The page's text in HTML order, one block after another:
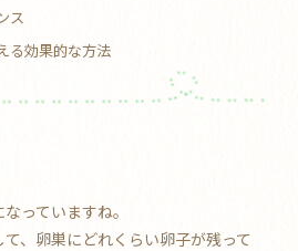
ス
る効果的な方法
っていますね。
、卵巣にどれくらい卵子が残って